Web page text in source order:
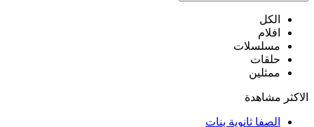
الكل
افلام
مسلسلات
حلقات
ممثلين
الاكثر مشاهدة
الصفا ثانوية بنات